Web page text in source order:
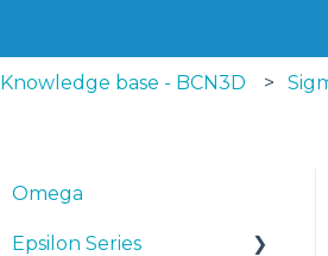
Knowledge base - BCN3D
Omega
Epsilon Series